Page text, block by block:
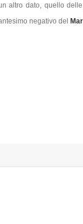
altro dato, quello
negativo del